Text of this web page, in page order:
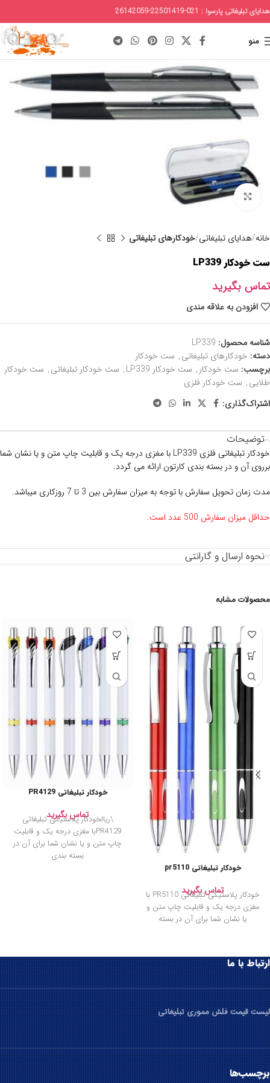
هدایای تبلیغاتی پارسوا : 021-22501419-26142059
منو
برای بزرگنمایی کلیک کنید
خانه هدایای تبلیغاتی خودکارهای تبلیغاتی
ست خودکار LP339
تماس بگیرید
افزودن به علاقه مندی
شناسه محصول: LP339
دسته: خودکارهای تبلیغاتی, ست خودکار
برچسب: ست خودکار , ست خودکار LP339 , ست خودکار تبلیغاتی, ست خودکار
طلایی, ست خودکار فلزی
اشتراک‌گذاری:
توضیحات
خودکار تبلیغاتی فلزی
LP339 با مغزی درجه یک و قابلیت چاپ متن و یا نشان شما
برروی آن و در بسته بندی کارتون ارائه می گردد.
مدت زمان تحویل سفارش با توجه به میزان سفارش بین 3 تا 7 روزکاری میباشد.
حداقل میزان سفارش 500 عدد است.
نحوه ارسال و گارانتی
محصولات مشابه
خودکار تبلیغاتی pr5110
تماس بگیرید
خودکار پلاستیکی تبلیغاتی PR5110 با
مغزی درجه یک و قابلیت چاپ متن و
یا نشان شما برای آن در بسته
خودکار تبلیغاتی PR4129
تماس بگیرید
\ريالخودکار پلاستیکی تبلیغاتی
PR4129با مغزی درجه یک و قابلیت
چاپ متن و یا نشان شما برای آن در
بسته بندی
ارتباط با ما
لیست قیمت فلش مموری تبلیغاتی
برچسب‌ها